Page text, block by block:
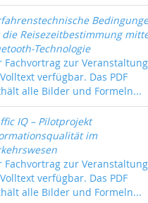
Reisezeitbestimmung
Technologie
Fachvortrag zur
verfügbar. Das PDF
alle Bilder und Formeln...
IQ – Pilotprojekt
im
Fachvortrag zur
verfügbar. Das PDF
alle Bilder und Formeln...